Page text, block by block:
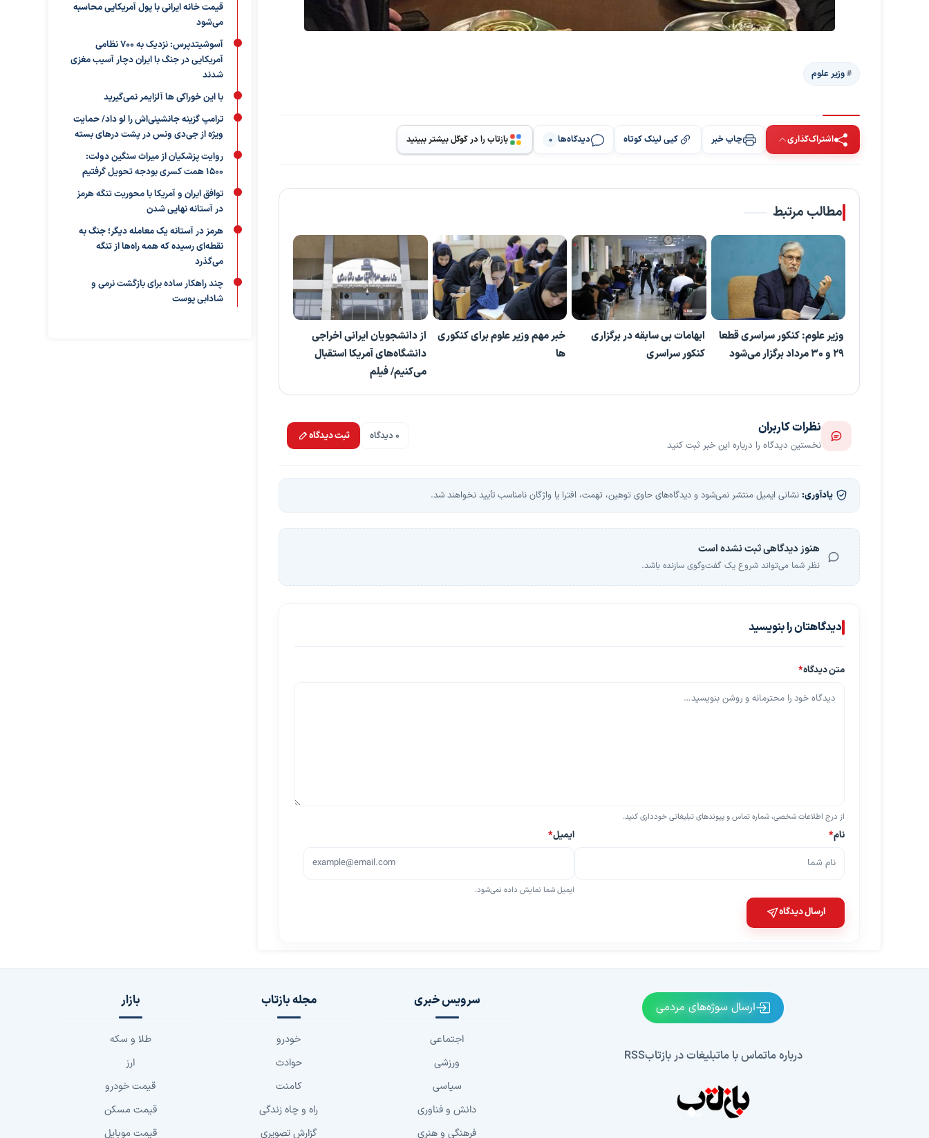
وزیر علوم
اشتراک‌گذاری چاپ خبر کپی لینک کوتاه دیدگاه‌ها 0 بازتاب را در گوگل بیشتر ببینید
مطالب مرتبط
وزیر علوم: کنکور سراسری قطعا
۲۹ و ۳۰ مرداد برگزار می‌شود
ابهامات بی سابقه در برگزاری
کنکور سراسری
خبر مهم وزیر علوم برای کنکوری
ها
از دانشجویان ایرانی اخراجی
دانشگاه‌های آمریکا استقبال
می‌کنیم/ فیلم
نظرات کاربران
نخستین دیدگاه را درباره این خبر ثبت کنید
0 دیدگاه ثبت دیدگاه
یادآوری: نشانی ایمیل منتشر نمی‌شود و دیدگاه‌های حاوی توهین، تهمت، افترا یا واژگان نامناسب تأیید نخواهند شد.
هنوز دیدگاهی ثبت نشده است
نظر شما می‌تواند شروع یک گفت‌وگوی سازنده باشد.
دیدگاهتان را بنویسید
متن دیدگاه*
از درج اطلاعات شخصی، شماره تماس و پیوندهای تبلیغاتی خودداری کنید.
نام* ایمیل*
ایمیل شما نمایش داده نمی‌شود.
ارسال دیدگاه
قیمت خانه ایرانی با پول آمریکایی محاسبه
می‌شود
آسوشیتدپرس: نزدیک به ۷۰۰ نظامی
آمریکایی در جنگ با ایران دچار آسیب مغزی
شدند
با این خوراکی ها آلزایمر نمی‌گیرید
ترامپ گزینه جانشینی‌اش را لو داد/ حمایت
ویژه از جی‌دی ونس در پشت درهای بسته
روایت پزشکیان از میراث سنگین دولت:
۱۵۰۰ همت کسری بودجه تحویل گرفتیم
توافق ایران و آمریکا با محوریت تنگه هرمز
در آستانه نهایی شدن
هرمز در آستانه یک معامله دیگر؛ جنگ به
نقطه‌ای رسیده که همه راه‌ها از تنگه
می‌گذرد
چند راهکار ساده برای بازگشت نرمی و
شادابی پوست
ارسال سوژه‌های مردمی
درباره ماتماس با ماتبلیغات در بازتابRSS
سرویس خبری
اجتماعی
ورزشی
سیاسی
دانش و فناوری
فرهنگی و هنری
مجله بازتاب
خودرو
حوادث
کامنت
راه و چاه زندگی
گزارش تصویری
بازار
طلا و سکه
ارز
قیمت خودرو
قیمت مسکن
قیمت موبایل